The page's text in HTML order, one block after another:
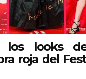
los looks
roja del